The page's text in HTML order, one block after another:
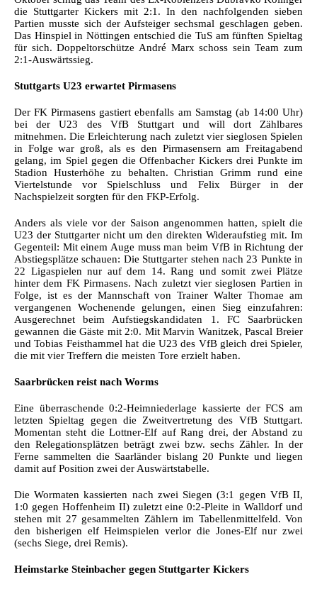
die Stuttgarter Kickers mit 2:1. In den nachfolgenden sieben
Partien musste sich der Aufsteiger sechsmal geschlagen geben.
Das Hinspiel in Nöttingen entschied die TuS am fünften Spieltag
für sich. Doppeltorschütze André Marx schoss sein Team zum
2:1-Auswärtssieg.
Stuttgarts U23 erwartet Pirmasens
Der FK Pirmasens gastiert ebenfalls am Samstag (ab 14:00 Uhr)
bei der U23 des VfB Stuttgart und will dort Zählbares
mitnehmen. Die Erleichterung nach zuletzt vier sieglosen Spielen
in Folge war groß, als es den Pirmasensern am Freitagabend
gelang, im Spiel gegen die Offenbacher Kickers drei Punkte im
Stadion Husterhöhe zu behalten. Christian Grimm rund eine
Viertelstunde vor Spielschluss und Felix Bürger in der
Nachspielzeit sorgten für den FKP-Erfolg.
Anders als viele vor der Saison angenommen hatten, spielt die
U23 der Stuttgarter nicht um den direkten Wideraufstieg mit. Im
Gegenteil: Mit einem Auge muss man beim VfB in Richtung der
Abstiegsplätze schauen: Die Stuttgarter stehen nach 23 Punkte in
22 Ligaspielen nur auf dem 14. Rang und somit zwei Plätze
hinter dem FK Pirmasens. Nach zuletzt vier sieglosen Partien in
Folge, ist es der Mannschaft von Trainer Walter Thomae am
vergangenen Wochenende gelungen, einen Sieg einzufahren:
Ausgerechnet beim Aufstiegskandidaten 1. FC Saarbrücken
gewannen die Gäste mit 2:0. Mit Marvin Wanitzek, Pascal Breier
und Tobias Feisthammel hat die U23 des VfB gleich drei Spieler,
die mit vier Treffern die meisten Tore erzielt haben.
Saarbrücken reist nach Worms
Eine überraschende 0:2-Heimniederlage kassierte der FCS am
letzten Spieltag gegen die Zweitvertretung des VfB Stuttgart.
Momentan steht die Lottner-Elf auf Rang drei, der Abstand zu
den Relegationsplätzen beträgt zwei bzw. sechs Zähler. In der
Ferne sammelten die Saarländer bislang 20 Punkte und liegen
damit auf Position zwei der Auswärtstabelle.
Die Wormaten kassierten nach zwei Siegen (3:1 gegen VfB II,
1:0 gegen Hoffenheim II) zuletzt eine 0:2-Pleite in Walldorf und
stehen mit 27 gesammelten Zählern im Tabellenmittelfeld. Von
den bisherigen elf Heimspielen verlor die Jones-Elf nur zwei
(sechs Siege, drei Remis).
Heimstarke Steinbacher gegen Stuttgarter Kickers